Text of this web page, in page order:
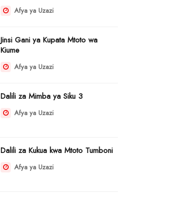
Afya ya Uzazi
Jinsi Gani ya Kupata Mtoto wa
Kiume
Afya ya Uzazi
Dalili za Mimba ya Siku 3
Afya ya Uzazi
Dalili za Kukua kwa Mtoto Tumboni
Afya ya Uzazi